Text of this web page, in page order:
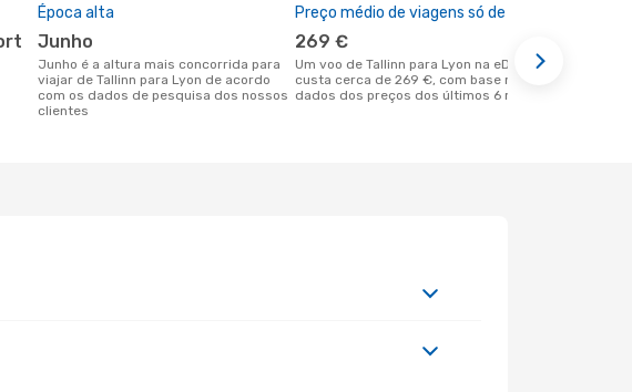
Época alta
junho
junho é a altura mais concorrida para
viajar de Tallinn para Lyon de acordo
com os dados de pesquisa dos nossos
clientes
Preço médio de viagens só de ida
269 €
Um voo de Tallinn para Lyon na eDreams
custa cerca de 269 €, com base nos
dados dos preços dos últimos 6 meses